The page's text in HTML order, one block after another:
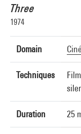
Three
1974
Domain
Techniques
Duration 25
Image presentation :